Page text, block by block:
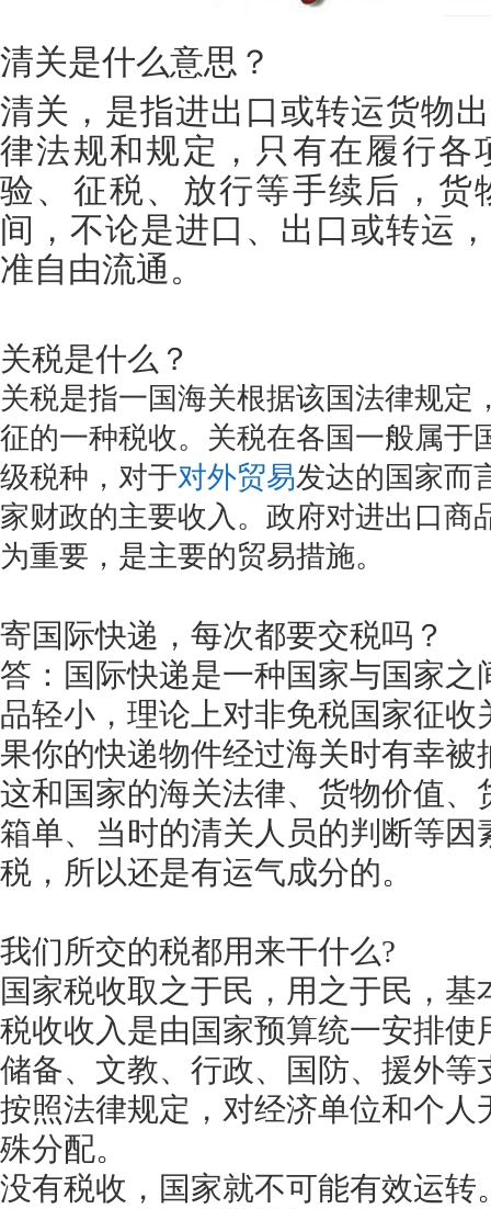
清关是什么意思？
清关，是指进出口或转运货物
律法规和规定，只有在履行
验、征税、放行等手续后，
间，不论是进口、出口或转运
准自由流通。
关税是什么？
关税是指一国海关根据该国法律规定
征的一种税收。关税在各国一般属于
级税种，对于对外贸易发达的国家而
家财政的主要收入。政府对进出口商
为重要，是主要的贸易措施。
寄国际快递，每次都要交税吗？
答：国际快递是一种国家与国家
品轻小，理论上对非免税国家征
果你的快递物件经过海关时有幸
这和国家的海关法律、货物价值
箱单、当时的清关人员的判断等
税，所以还是有运气成分的。
我们所交的税都用来干什么?
国家税收取之于民，用之于民，
税收收入是由国家预算统一安排
储备、文教、行政、国防、援外
按照法律规定，对经济单位和个
殊分配。
没有税收，国家就不可能有效运